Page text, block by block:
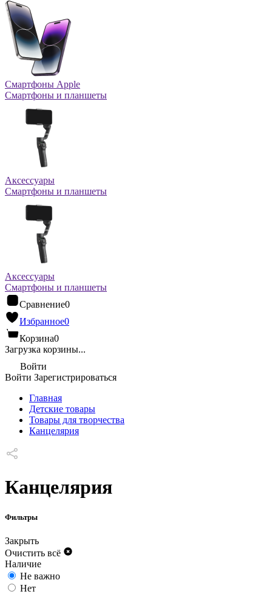
Смартфоны Apple
Смартфоны и планшеты
Аксессуары
Смартфоны и планшеты
Аксессуары
Смартфоны и планшеты
Сравнение0
Избранное0
Корзина0
Загрузка корзины...
Войти
Войти Зарегистрироваться
Главная
Детские товары
Товары для творчества
Канцелярия
Канцелярия
Фильтры
Закрыть
Очистить всё
Наличие
Не важно
Нет